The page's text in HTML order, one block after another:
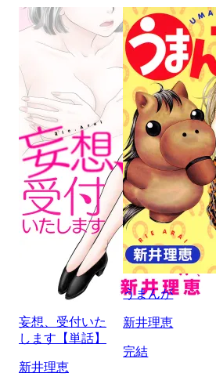
妄想、受付いた
します【単話】
新井理恵
うまんが
新井理恵
完結